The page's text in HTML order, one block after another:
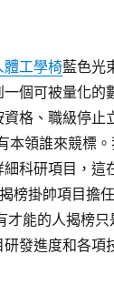
體工學椅藍色光
一個可被量化
格、職級停止
本領誰來競標
科研項目，這
榜掛帥項目擔
才能的人揭榜
發進度和各項